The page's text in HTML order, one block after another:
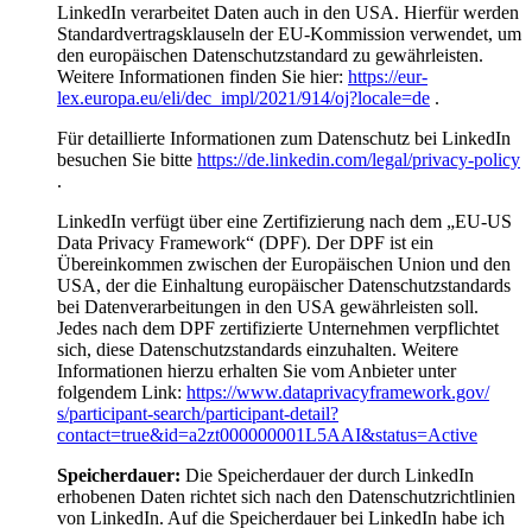
LinkedIn verarbeitet Daten auch in den USA. Hierfür werden
Standardvertragsklauseln der EU-Kommission verwendet, um
den europäischen Datenschutzstandard zu gewährleisten.
Weitere Informationen finden Sie hier: https://eur-
lex.europa.eu/eli/dec_impl/2021/914/oj?locale=de .
Für detaillierte Informationen zum Datenschutz bei LinkedIn
besuchen Sie bitte https://de.linkedin.com/legal/privacy-policy
.
LinkedIn verfügt über eine Zertifizierung nach dem „EU-US
Data Privacy Framework“ (DPF). Der DPF ist ein
Übereinkommen zwischen der Europäischen Union und den
USA, der die Einhaltung europäischer Datenschutzstandards
bei Datenverarbeitungen in den USA gewährleisten soll.
Jedes nach dem DPF zertifizierte Unternehmen verpflichtet
sich, diese Datenschutzstandards einzuhalten. Weitere
Informationen hierzu erhalten Sie vom Anbieter unter
folgendem Link: https://www.dataprivacyframework.gov/​
s/participant-search/participant-detail?
contact=true&id=a2zt000000001L5AAI​&status=Active
Speicherdauer: Die Speicherdauer der durch LinkedIn
erhobenen Daten richtet sich nach den Datenschutzrichtlinien
von LinkedIn. Auf die Speicherdauer bei LinkedIn habe ich